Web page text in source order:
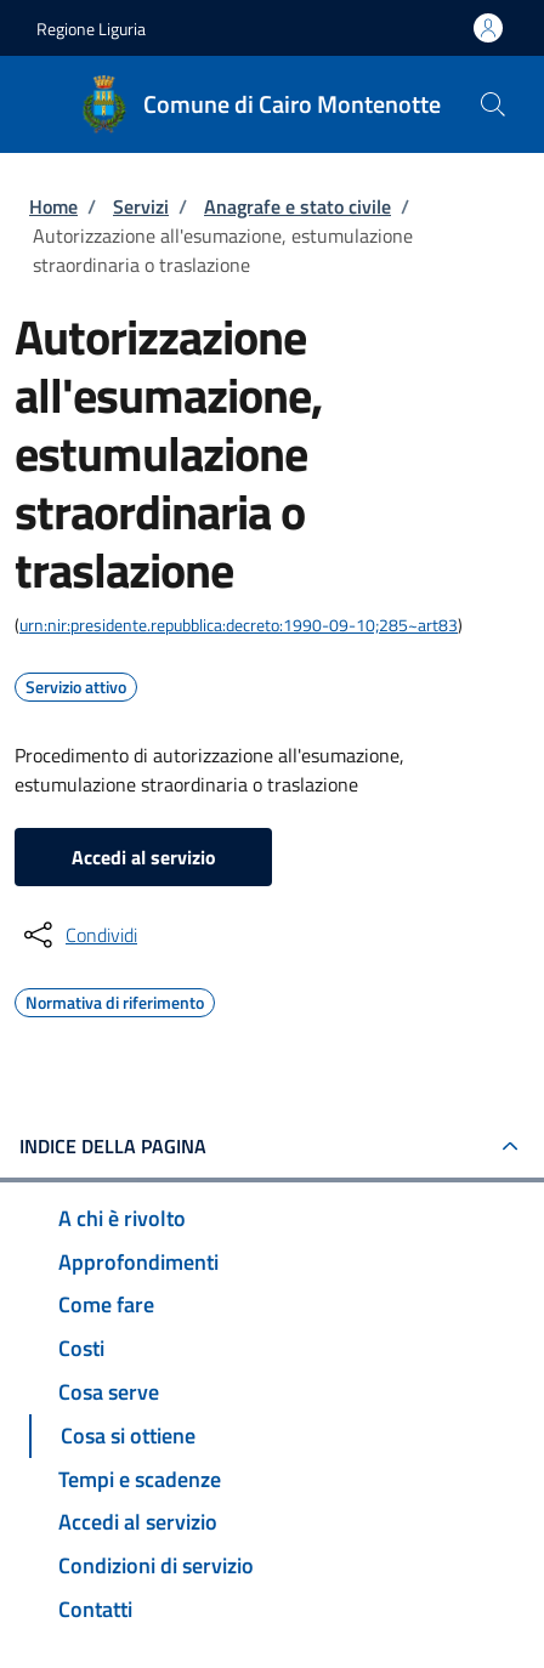
Regione Liguria
Comune di Cairo Montenotte
Briciole di pane
Home / Servizi / Anagrafe e stato civile /
Autorizzazione all'esumazione, estumulazione
straordinaria o traslazione
Autorizzazione
all'esumazione,
estumulazione
straordinaria o
traslazione
(urn:nir:presidente.repubblica:decreto:1990-09-10;285~art83)
Servizio attivo
Procedimento di autorizzazione all'esumazione,
estumulazione straordinaria o traslazione
Accedi al servizio
Condividi
Normativa di riferimento
INDICE DELLA PAGINA
A chi è rivolto
Approfondimenti
Come fare
Costi
Cosa serve
Cosa si ottiene
Tempi e scadenze
Accedi al servizio
Condizioni di servizio
Contatti